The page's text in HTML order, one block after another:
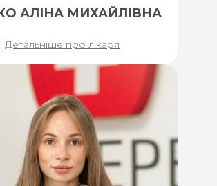
АЛІНА МИХАЙЛІВНА
Детальніше про лікаря